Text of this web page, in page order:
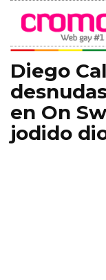
Diego
en On
jodido